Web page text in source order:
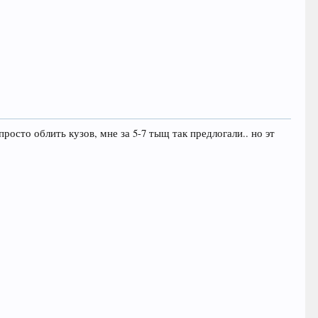
облить кузов, мне за 5-7 тыщ так предлогали.. но эт